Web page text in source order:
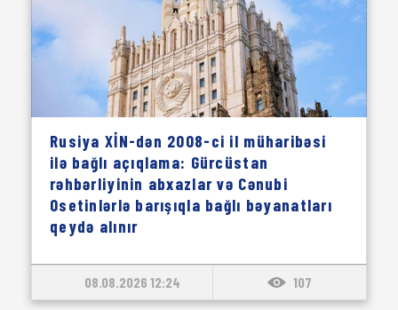
Rusiya XİN-dən 2008-ci il müharibəsi
ilə bağlı açıqlama: Gürcüstan
rəhbərliyinin abxazlar və Cənubi
Osetinlərlə barışıqla bağlı bəyanatları
qeydə alınır
08.08.2026 12:24 107